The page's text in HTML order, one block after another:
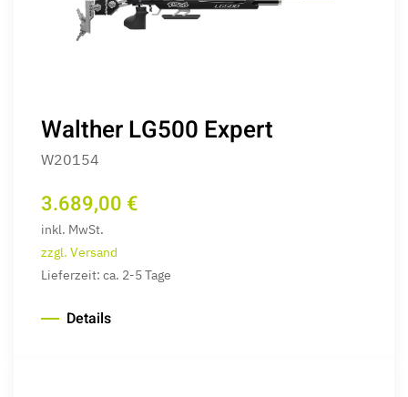
Walther LG500 Expert
W20154
3.689,00 €
inkl. MwSt.
zzgl. Versand
Lieferzeit: ca. 2-5 Tage
Details